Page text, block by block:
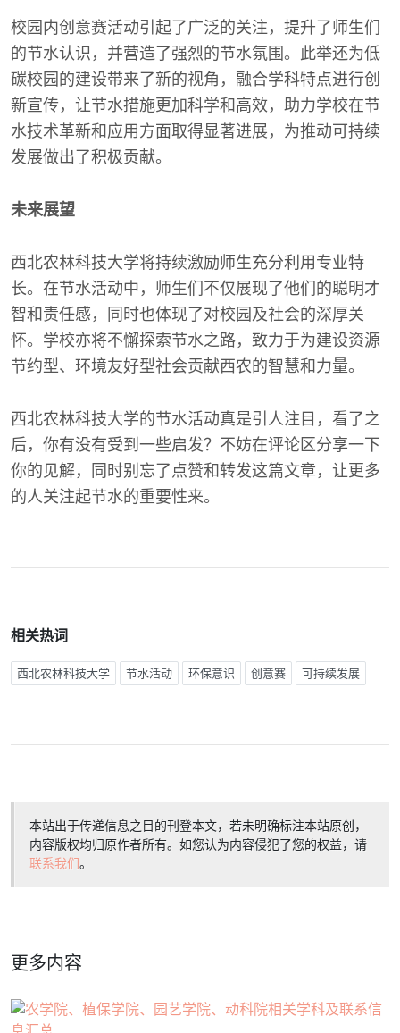
校园内创意赛活动引起了广泛的关注，提升了师生们
的节水认识，并营造了强烈的节水氛围。此举还为低
碳校园的建设带来了新的视角，融合学科特点进行创
新宣传，让节水措施更加科学和高效，助力学校在节
水技术革新和应用方面取得显著进展，为推动可持续
发展做出了积极贡献。
未来展望
西北农林科技大学将持续激励师生充分利用专业特
长。在节水活动中，师生们不仅展现了他们的聪明才
智和责任感，同时也体现了对校园及社会的深厚关
怀。学校亦将不懈探索节水之路，致力于为建设资源
节约型、环境友好型社会贡献西农的智慧和力量。
西北农林科技大学的节水活动真是引人注目，看了之
后，你有没有受到一些启发？不妨在评论区分享一下
你的见解，同时别忘了点赞和转发这篇文章，让更多
的人关注起节水的重要性来。
相关热词
西北农林科技大学 节水活动 环保意识 创意赛 可持续发展
本站出于传递信息之目的刊登本文，若未明确标注本站原创，
内容版权均归原作者所有。如您认为内容侵犯了您的权益，请
联系我们。
更多内容